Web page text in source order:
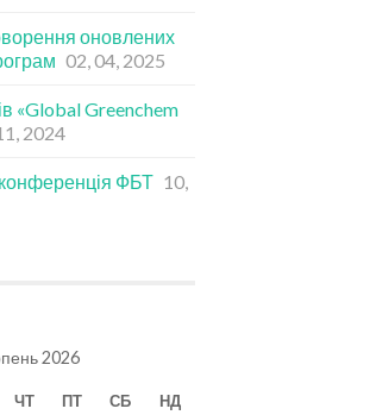
оновлених
02, 04, 2025
«Global Greenchem
2024
ФБТ 10,
2026
ЧТ ПТ СБ НД